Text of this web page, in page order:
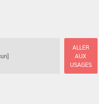
ALLER
AUX
USAGES